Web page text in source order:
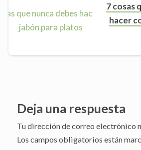
7 cosas
hacer
Deja una respuesta
Tu dirección de correo electrónico
Los campos obligatorios están